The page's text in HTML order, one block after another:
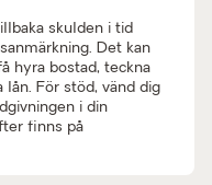
skulden i tid
Det kan
hyra bostad, teckna
lån. För stöd, vänd dig
i din
finns på